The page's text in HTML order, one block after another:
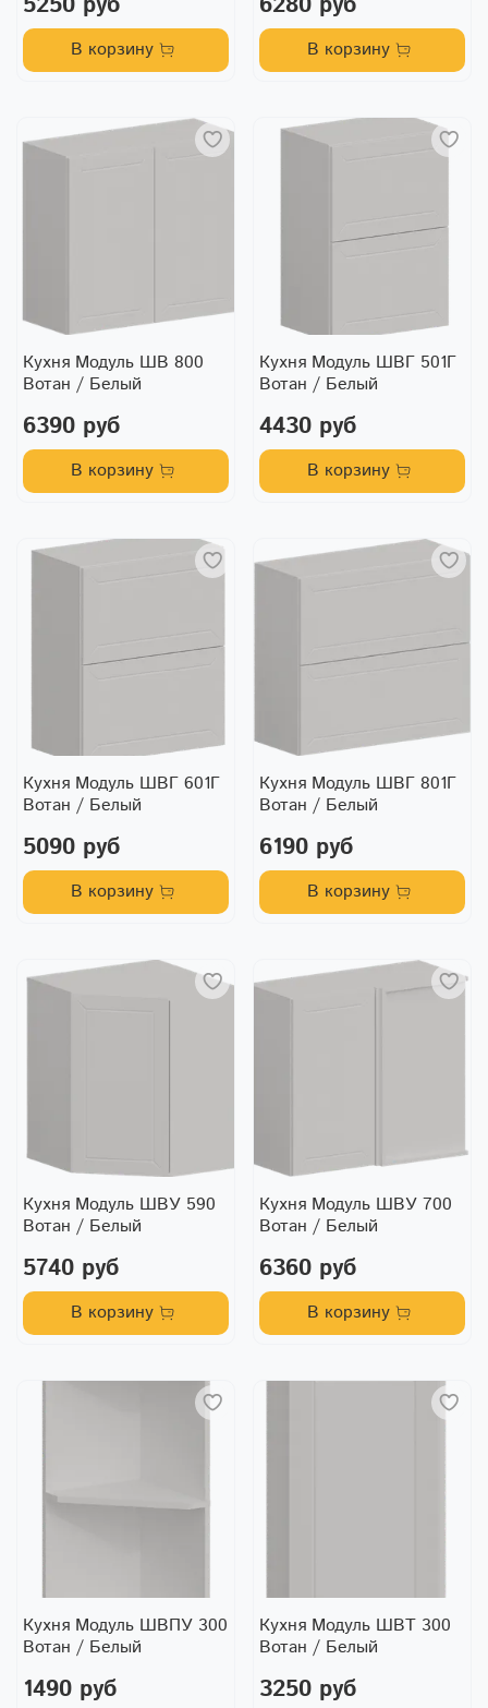
В корзину В корзину
Кухня Модуль ШВ 800
Вотан / Белый
6390 руб
В корзину
Кухня Модуль ШВГ 501Г
Вотан / Белый
4430 руб
В корзину
Кухня Модуль ШВГ 601Г
Вотан / Белый
5090 руб
В корзину
Кухня Модуль ШВГ 801Г
Вотан / Белый
6190 руб
В корзину
Кухня Модуль ШВУ 590
Вотан / Белый
5740 руб
В корзину
Кухня Модуль ШВУ 700
Вотан / Белый
6360 руб
В корзину
Кухня Модуль ШВПУ 300
Вотан / Белый
1490 руб
Кухня Модуль ШВТ 300
Вотан / Белый
3250 руб